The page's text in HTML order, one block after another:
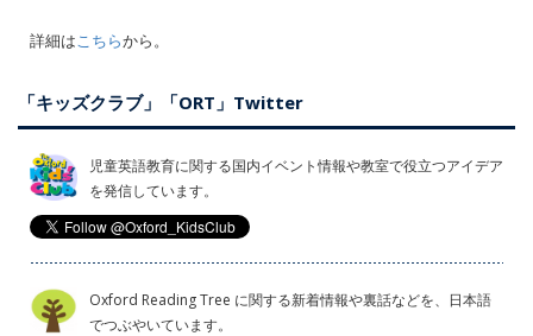
詳細はこちらから。
「キッズクラブ」「ORT」Twitter
児童英語教育に関する国内イベント情報や教室で役立つアイデア
を発信しています。
Oxford Reading Tree に関する新着情報や裏話などを、日本語
でつぶやいています。